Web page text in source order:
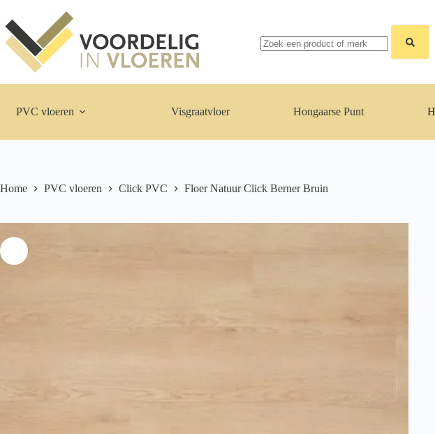
naar
de
inhoud
resultaten
PVC vloeren Visgraatvloer Hongaarse Punt
Home PVC vloeren Click PVC Floer Natuur Click Berner Bruin